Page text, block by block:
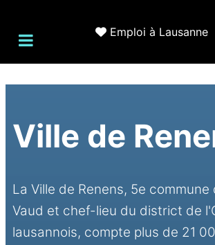
Emploi à Lausanne
Ville de
La Ville de Renens, 5e
Vaud et chef-lieu du district de
lausannois, compte plus de 21